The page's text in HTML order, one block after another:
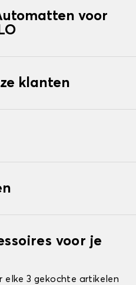
voor
klanten
voor je
elke 3 gekochte artikelen